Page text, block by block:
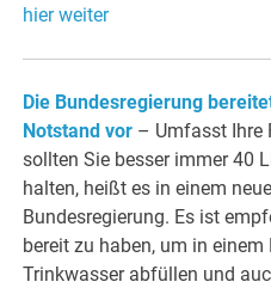
hier weiter
Die Bundesregierung
Notstand vor – Umfasst Ihre
sollten Sie besser immer 40
halten, heißt es in einem
Bundesregierung. Es ist
bereit zu haben, um in
Trinkwasser abfüllen und